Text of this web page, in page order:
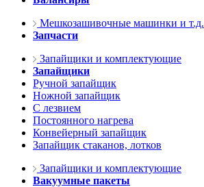
Мешкозашивочные машинки и т.д.
Запчасти
Запайщики и комплектующие
Запайщики
Ручной запайщик
Ножной запайщик
С лезвием
Постоянного нагрева
Конвейерный запайщик
Запайщик стаканов, лотков
Запайщики и комплектующие
Вакуумные пакеты